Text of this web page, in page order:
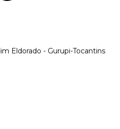
Eldorado - Gurupi-Tocantins